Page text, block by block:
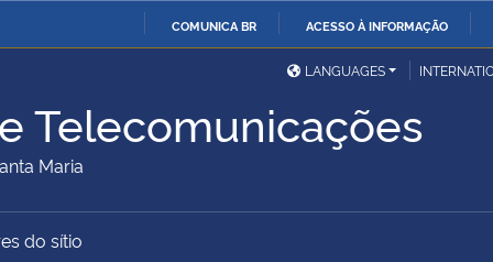
O
COMUNICA BR ACESSO À INFORMAÇÃO
Ministério da Defesa
Ministério das Relações
Exteriores
Ministério da Cidadania Ministério da Saúde
Ministério do
LANGUAGES
Telecomunicações
Maria
do sítio